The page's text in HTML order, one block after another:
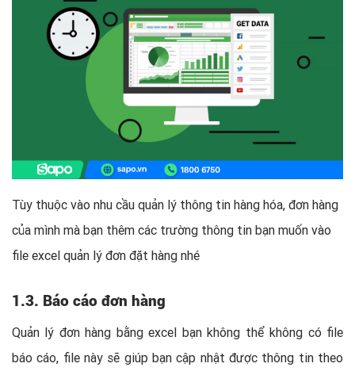
Tùy thuộc vào nhu cầu quản lý thông tin hàng hóa, đơn hàng
của mình mà bạn thêm các trường thông tin bạn muốn vào
file excel quản lý đơn đặt hàng nhé
1.3. Báo cáo đơn hàng
Quản lý đơn hàng bằng excel bạn không thể không có file
báo cáo, file này sẽ giúp bạn cập nhật được thông tin theo